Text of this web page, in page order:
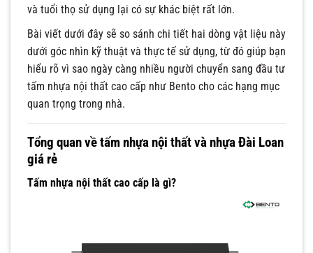
và tuổi thọ sử dụng lại có sự khác biệt rất lớn.
Bài viết dưới đây sẽ so sánh chi tiết hai dòng vật liệu này
dưới góc nhìn kỹ thuật và thực tế sử dụng, từ đó giúp bạn
hiểu rõ vì sao ngày càng nhiều người chuyển sang đầu tư
tấm nhựa nội thất cao cấp như Bento cho các hạng mục
quan trọng trong nhà.
Tổng quan về tấm nhựa nội thất và nhựa Đài Loan
giá rẻ
Tấm nhựa nội thất cao cấp là gì?